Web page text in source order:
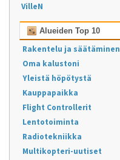
VilleN
Alueiden Top 10
Rakentelu ja säätäminen
Oma kalustoni
Yleistä höpötystä
Kauppapaikka
Flight Controllerit
Lentotoiminta
Radiotekniikka
Multikopteri-uutiset